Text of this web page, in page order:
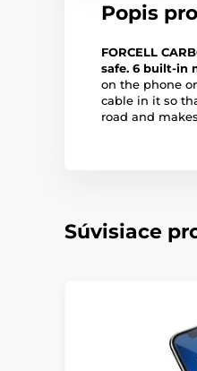
Popis
FORCELL
safe. 6 built-in
on the phone
cable in it so
road and
Súvisiace